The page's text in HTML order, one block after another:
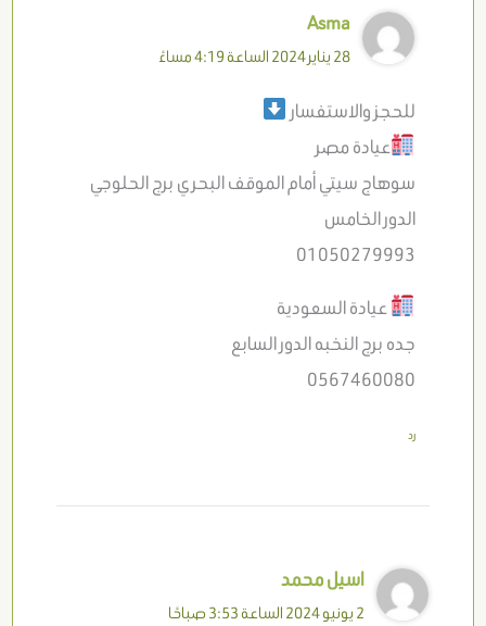
Asma
28 يناير 2024 الساعة 4:19 مساءً
للحجز والاستفسار
عيادة مصر
سوهاج سيتي أمام الموقف البحري برج الحلوجي
الدور الخامس
01050279993
عيادة السعودية
جده برج النخبه الدور السابع
0567460080
رد
اسيل محمد
2 يونيو 2024 الساعة 3:53 صباحًا